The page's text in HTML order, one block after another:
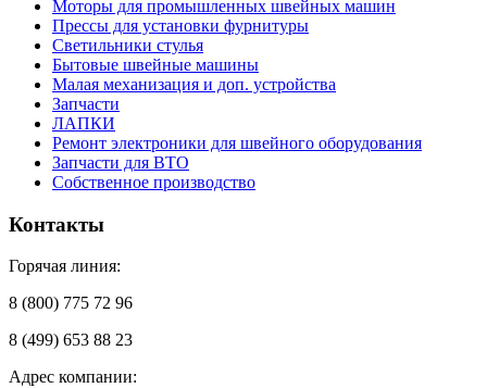
Моторы для промышленных швейных машин
Прессы для установки фурнитуры
Светильники стулья
Бытовые швейные машины
Малая механизация и доп. устройства
Запчасти
ЛАПКИ
Ремонт электроники для швейного оборудования
Запчасти для ВТО
Собственное производство
Контакты
Горячая линия:
8 (800) 775 72 96
8 (499) 653 88 23
Адрес компании: